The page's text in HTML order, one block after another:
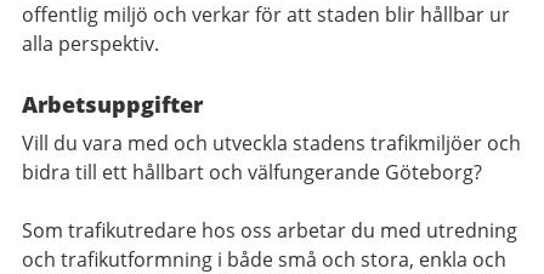
offentlig miljö och verkar för att staden blir hållbar ur
alla perspektiv.
Arbetsuppgifter
Vill du vara med och utveckla stadens trafikmiljöer och
bidra till ett hållbart och välfungerande Göteborg?
Som trafikutredare hos oss arbetar du med utredning
och trafikutformning i både små och stora, enkla och